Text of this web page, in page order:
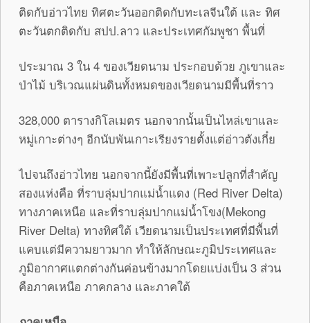
ติดกับอ่าวไทย ทิศตะวันออกติดกับทะเลจีนใต้ และ ทิศ
ตะวันตกติดกับ สปป.ลาว และประเทศกัมพูชา พื้นที่
ประมาณ 3 ใน 4 ของเวียดนาม ประกอบด้วย ภูเขาและ
ป่าไม้ บริเวณแผ่นดินทั้งหมดของเวียดนามมีพื้นที่ราว
328,000 ตารางกิโลเมตร นอกจากนั้นเป็นไหล่เขาและ
หมู่เกาะต่างๆ อีกนับพันเกาะเรียงรายตั้งแต่อ่าวตังเกี๋ย
ไปจนถึงอ่าวไทย นอกจากนี้ยังมีพื้นที่เพาะปลูกที่สำคัญ
สองแห่งคือ ที่ราบลุ่มปากแม่น้ำแดง (Red River Delta)
ทางภาคเหนือ และที่ราบลุ่มปากแม่น้ำโขง(Mekong
River Delta) ทางทิศใต้ เวียดนามเป็นประเทศที่มีพื้นที่
แคบแต่มีความยาวมาก ทำให้ลักษณะภูมิประเทศและ
ภูมิอากาศแตกต่างกันค่อนข้างมากโดยแบ่งเป็น 3 ส่วน
คือภาคเหนือ ภาคกลาง และภาคใต้